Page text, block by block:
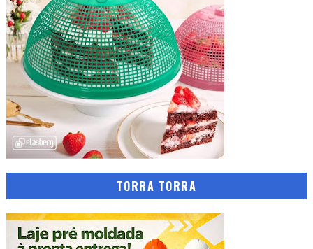
TORRA TORRA